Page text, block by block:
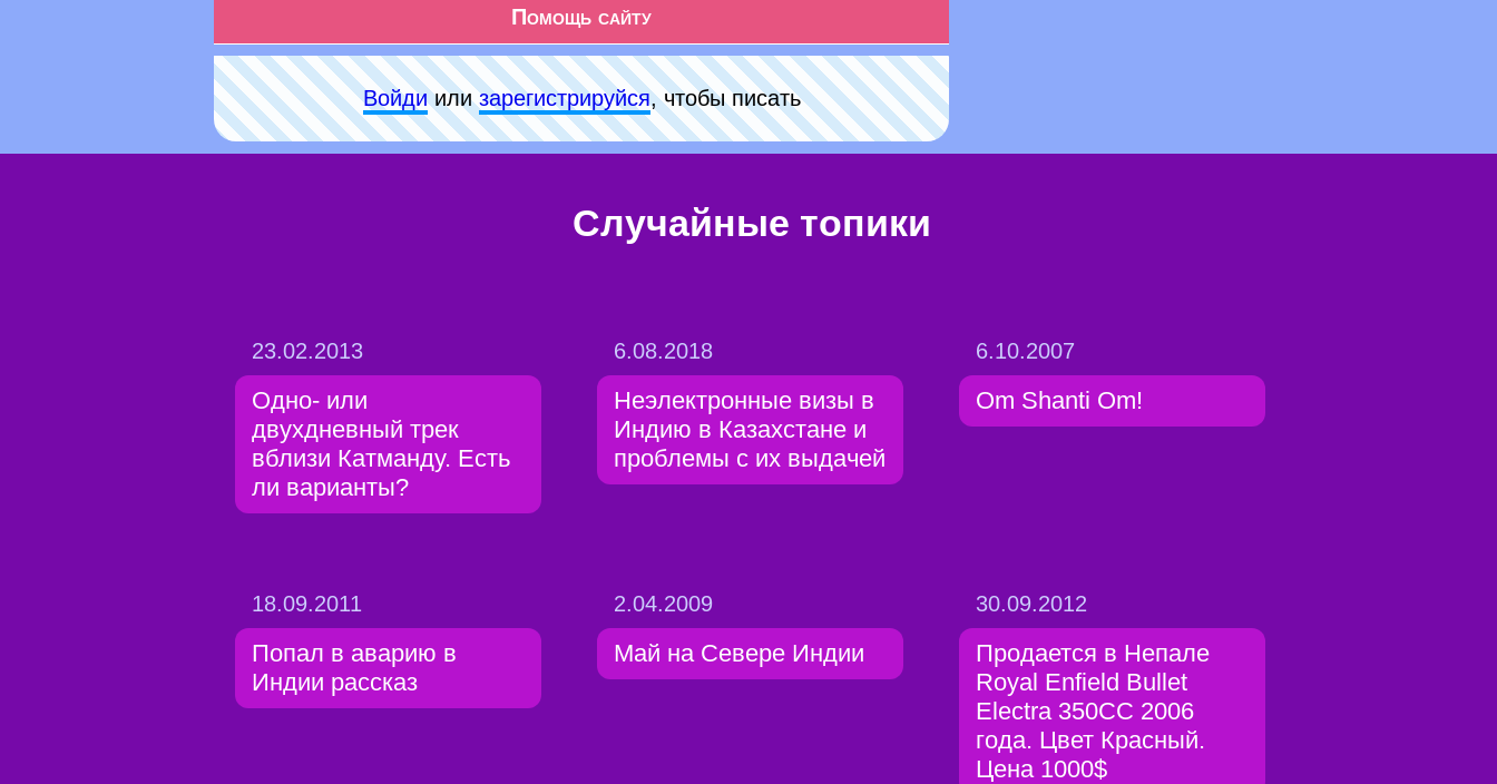
Помощь сайту
Войдиилизарeгиcтpируйся, чтобы писать
Случайные топики
23.02.2013
Одно- или
двухдневный трек
вблизи Катманду. Есть
ли варианты?
6.08.2018
Неэлектронные визы в
Индию в Казахстане и
проблемы с их выдачей
6.10.2007
Om Shanti Om!
18.09.2011
Попал в аварию в
Индии рассказ
2.04.2009
Май на Севере Индии
30.09.2012
Продается в Непале
Royal Enfield Bullet
Electra 350CC 2006
года. Цвет Красный.
Цена 1000$